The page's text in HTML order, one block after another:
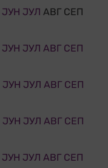
ЈУН ЈУЛ АВГ СЕП
ЈУН ЈУЛ АВГ СЕП
ЈУН ЈУЛ АВГ СЕП
ЈУН ЈУЛ АВГ СЕП
ЈУН ЈУЛ АВГ СЕП